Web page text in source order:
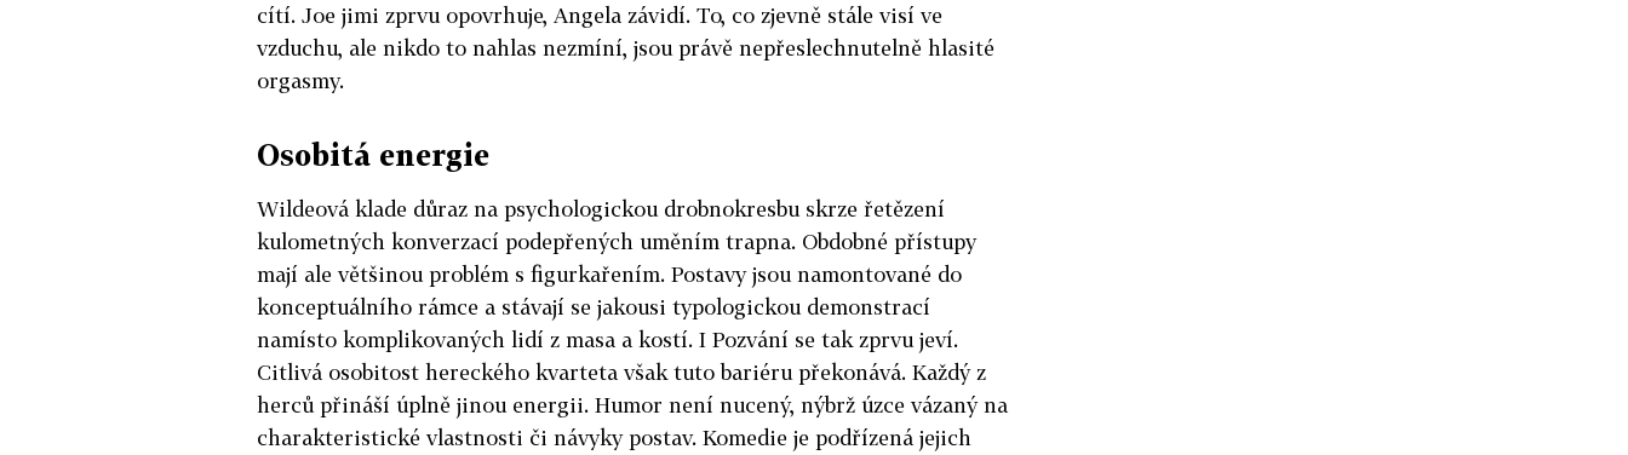
cítí. Joe jimi zprvu opovrhuje, Angela závidí. To, co zjevně stále visí ve
vzduchu, ale nikdo to nahlas nezmíní, jsou právě nepřeslechnutelně hlasité
orgasmy.
Osobitá energie
Wildeová klade důraz na psychologickou drobnokresbu skrze řetězení
kulometných konverzací podepřených uměním trapna. Obdobné přístupy
mají ale většinou problém s figurkařením. Postavy jsou namontované do
konceptuálního rámce a stávají se jakousi typologickou demonstrací
namísto komplikovaných lidí z masa a kostí. I Pozvání se tak zprvu jeví.
Citlivá osobitost hereckého kvarteta však tuto bariéru překonává. Každý z
herců přináší úplně jinou energii. Humor není nucený, nýbrž úzce vázaný na
charakteristické vlastnosti či návyky postav. Komedie je podřízená jejich